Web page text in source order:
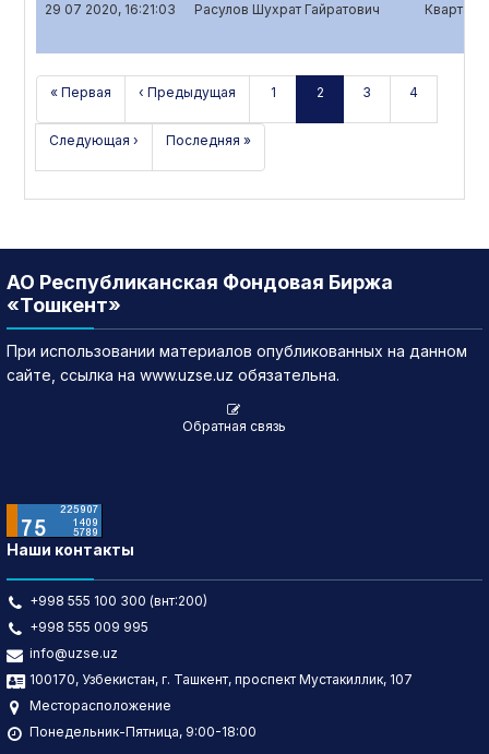
29 07 2020, 16:21:03 Расулов Шухрат Гайратович
« Первая ‹ Предыдущая 1 2 3 4
Следующая › Последняя »
АО Республиканская Фондовая Биржа
«Тошкент»
При использовании материалов опубликованных на данном
сайте, ссылка на www.uzse.uz обязательна.
Обратная связь
Наши контакты
+998 555 100 300 (внт:200)
+998 555 009 995
info@uzse.uz
100170, Узбекистан, г. Ташкент, проспект Мустакиллик, 107
Месторасположение
Понедельник-Пятница, 9:00-18:00